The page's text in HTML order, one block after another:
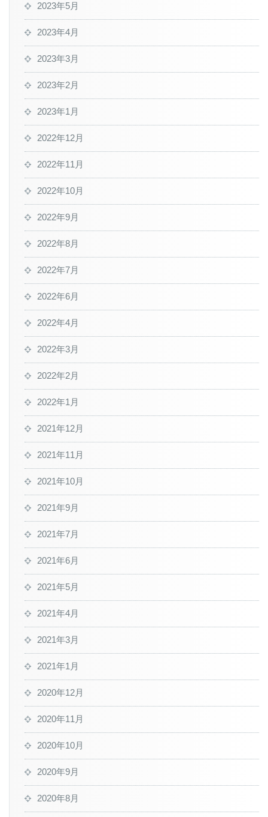
2023年5月
2023年4月
2023年3月
2023年2月
2023年1月
2022年12月
2022年11月
2022年10月
2022年9月
2022年8月
2022年7月
2022年6月
2022年4月
2022年3月
2022年2月
2022年1月
2021年12月
2021年11月
2021年10月
2021年9月
2021年7月
2021年6月
2021年5月
2021年4月
2021年3月
2021年1月
2020年12月
2020年11月
2020年10月
2020年9月
2020年8月